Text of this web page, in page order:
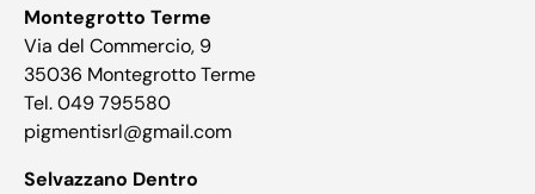
Montegrotto Terme
Via del Commercio, 9
35036 Montegrotto Terme
Tel. 049 795580
pigmentisrl@gmail.com
Selvazzano Dentro